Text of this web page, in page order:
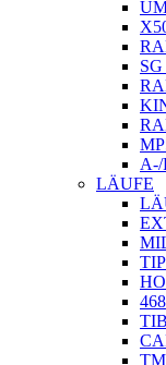
A-/
LÄUFE
468